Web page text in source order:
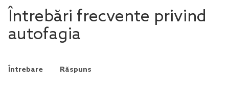
Întrebări frecvente privind
autofagia
Întrebare Răspuns